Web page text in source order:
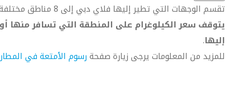
تقسم الوجهات التي تطير إليها فلاي دبي إلى 8 مناطق مختلفة.
يتوقف سعر الكيلوغرام على المنطقة التي تسافر منها أو
إليها.
للمزيد من المعلومات يرجى زيارة صفحةرسوم الأمتعة في المطار